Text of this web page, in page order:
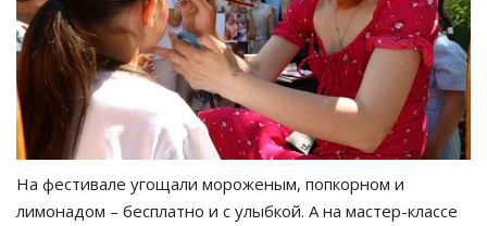
На фестивале угощали мороженым, попкорном и
лимонадом – бесплатно и с улыбкой. А на мастер-классе